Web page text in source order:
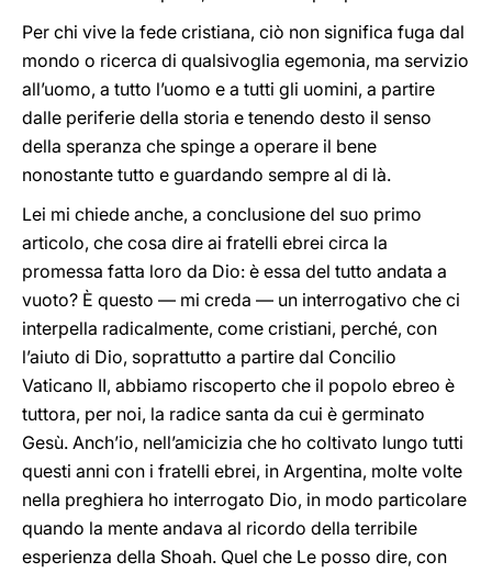
Per chi vive la fede cristiana, ciò non significa fuga dal
mondo o ricerca di qualsivoglia egemonia, ma servizio
all’uomo, a tutto l’uomo e a tutti gli uomini, a partire
dalle periferie della storia e tenendo desto il senso
della speranza che spinge a operare il bene
nonostante tutto e guardando sempre al di là.
Lei mi chiede anche, a conclusione del suo primo
articolo, che cosa dire ai fratelli ebrei circa la
promessa fatta loro da Dio: è essa del tutto andata a
vuoto? È questo — mi creda — un interrogativo che ci
interpella radicalmente, come cristiani, perché, con
l’aiuto di Dio, soprattutto a partire dal Concilio
Vaticano II, abbiamo riscoperto che il popolo ebreo è
tuttora, per noi, la radice santa da cui è germinato
Gesù. Anch’io, nell’amicizia che ho coltivato lungo tutti
questi anni con i fratelli ebrei, in Argentina, molte volte
nella preghiera ho interrogato Dio, in modo particolare
quando la mente andava al ricordo della terribile
esperienza della Shoah. Quel che Le posso dire, con